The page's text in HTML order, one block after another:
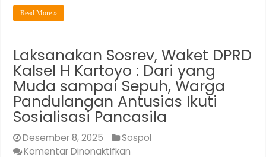
Read More »
Laksanakan Sosrev, Waket DPRD
Kalsel H Kartoyo : Dari yang
Muda sampai Sepuh, Warga
Pandulangan Antusias Ikuti
Sosialisasi Pancasila
Desember 8, 2025
Sospol
Komentar Dinonaktifkan